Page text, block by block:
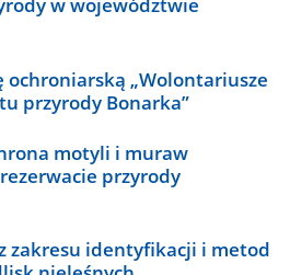
w województwie
ochroniarską „Wolontariusze
przyrody Bonarka”
motyli i muraw
przyrody
zakresu identyfikacji i metod